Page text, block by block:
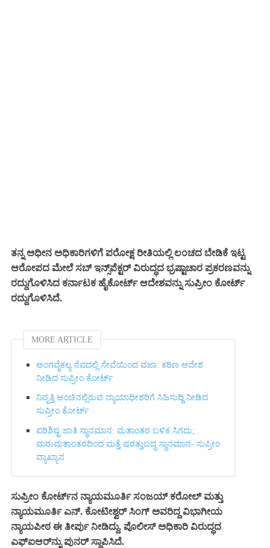
ತನ್ನ ಅಧೀನ ಅಧಿಕಾರಿಗಳಿಗೆ ಪರೋಕ್ಷ ರೀತಿಯಲ್ಲಿ ಲಂಚದ ಬೇಡಿಕೆ ಇಟ್ಟ
ಆರೋಪದ ಮೇಲೆ ಸಬ್ ಇನ್ಸ್‌ಪೆಕ್ಟರ್ ವಿರುದ್ಧದ ಭ್ರಷ್ಟಾಚಾರ ಪ್ರಕರಣವನ್ನು
ರದ್ದುಗೊಳಿಸಿದ ಕರ್ನಾಟಕ ಹೈಕೋರ್ಟ್ ಆದೇಶವನ್ನು ಸುಪ್ರೀಂ ಕೋರ್ಟ್
ರದ್ದುಗೊಳಿಸಿದೆ.
MORE ARTICLE
ಅಂಗವೈಕಲ್ಯ ನೆಪದಲ್ಲಿ ಸೇವೆಯಿಂದ ವಜಾ: ಕಠಿಣ ಆದೇಶ
ನೀಡಿದ ಸುಪ್ರೀಂ ಕೋರ್ಟ್‌
ನಿವೃತ್ತಿ ಅಂಚಿನಲ್ಲಿರುವ ನ್ಯಾಯಾಧೀಶರಿಗೆ ಸಿಹಿಸುದ್ದಿ ನೀಡಿದ
ಸುಪ್ರೀಂ ಕೋರ್ಟ್‌
ಪರಿಶಿಷ್ಟ ಜಾತಿ ಸ್ಥಾನಮಾನ: ಮತಾಂತರ ಬಳಿಕ ಸಿಗದು;
ಮರುಮತಾಂತರದಿಂದ ಮತ್ತೆ ಷರತ್ತುಬದ್ಧ ಸ್ಥಾನಮಾನ- ಸುಪ್ರೀಂ
ವ್ಯಾಖ್ಯಾನ
ಸುಪ್ರೀಂ ಕೋರ್ಟ್‌ನ ನ್ಯಾಯಮೂರ್ತಿ ಸಂಜಯ್ ಕರೋಲ್ ಮತ್ತು
ನ್ಯಾಯಮೂರ್ತಿ ಎನ್. ಕೋಟೀಶ್ವರ್ ಸಿಂಗ್ ಅವರಿದ್ದ ವಿಭಾಗೀಯ
ನ್ಯಾಯಪೀಠ ಈ ತೀರ್ಪು ನೀಡಿದ್ದು, ಪೊಲೀಸ್ ಅಧಿಕಾರಿ ವಿರುದ್ಧದ
ಎಫ್‌ಐಆರ್‌ನ್ನು ಪುನರ್‌ ಸ್ಥಾಪಿಸಿದೆ.